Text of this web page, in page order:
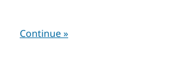
Continue »